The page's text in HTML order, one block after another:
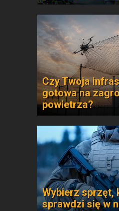
Czy Twoja
gotowa na
powietrza?
Wybierz sprzęt,
sprawdzi się w